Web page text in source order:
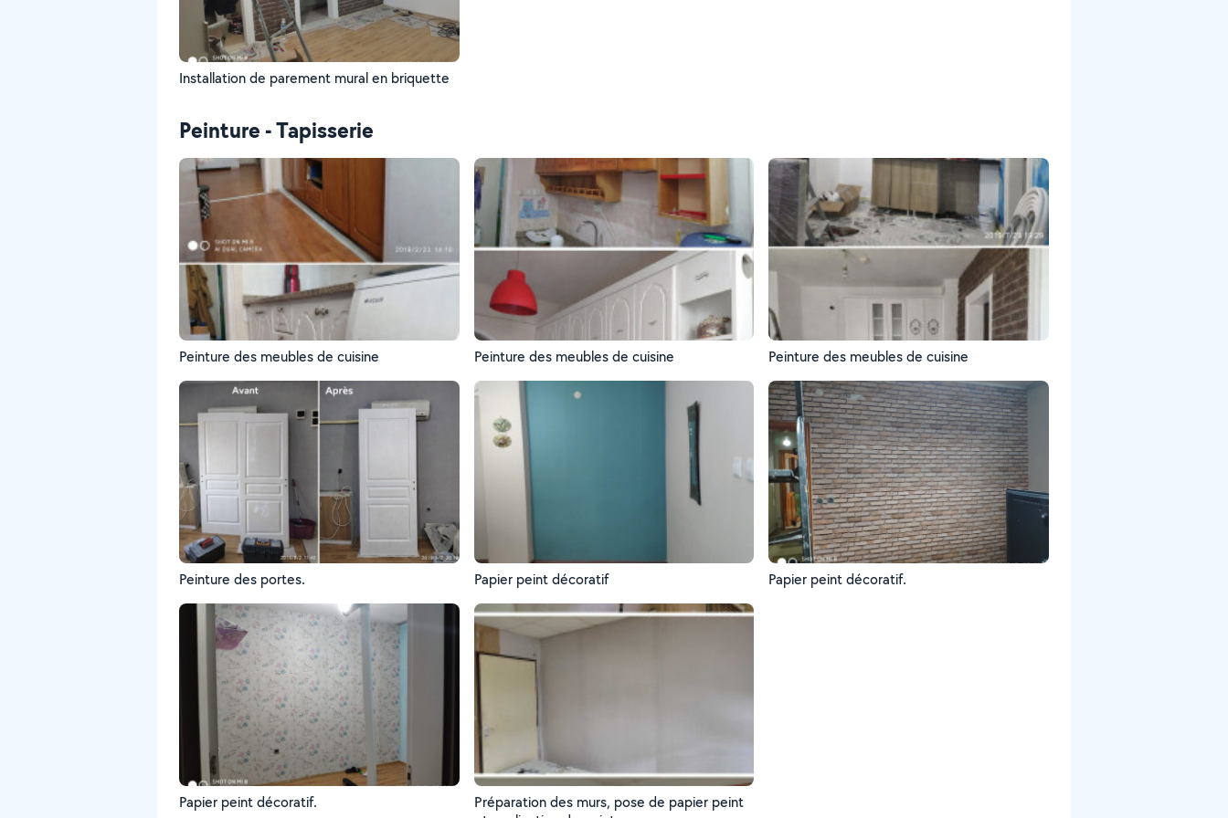
Installation de parement mural en briquette
Peinture - Tapisserie
Peinture des meubles de cuisine Peinture des meubles de cuisine Peinture des meubles de cuisine
Peinture des portes. Papier peint décoratif Papier peint décoratif.
Papier peint décoratif.
Préparation des murs, pose de papier peint